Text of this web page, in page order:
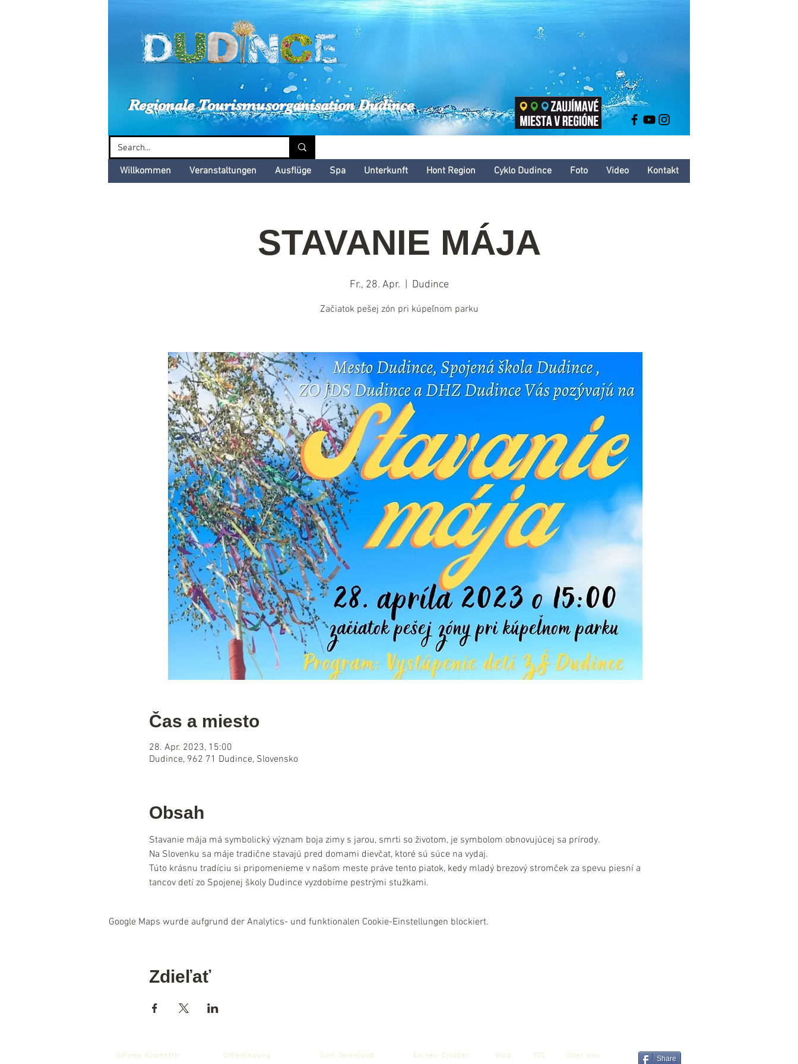
Dudinské kultúrne leto
Regionale Tourismusorganisation Dudince
Willkommen Veranstaltungen Ausflüge Spa Unterkunft Hont Region Cyklo Dudince Foto Video Kontakt
STAVANIE MÁJA
Fr., 28. Apr. Dudince
Začiatok pešej zón pri kúpeľnom parku
Čas a miesto
28. Apr. 2023, 15:00
Dudince, 962 71 Dudince, Slovensko
Obsah
Stavanie mája má symbolický význam boja zimy s jarou, smrti so životom, je symbolom obnovujúcej sa prírody.
Na Slovenku sa máje tradične stavajú pred domami dievčat, ktoré sú súce na vydaj.
Túto krásnu tradíciu si pripomenieme v našom meste práve tento piatok, kedy mladý brezový stromček za spevu piesní a
tancov detí zo Spojenej školy Dudince vyzdobíme pestrými stužkami.
Google Maps wurde aufgrund der Analytics- und funktionalen Cookie-Einstellungen blockiert.
Zdieľať
Balnea Kosmetik Offenlegung Zum Download Balnea-Cluster Blog TIC Über uns Share